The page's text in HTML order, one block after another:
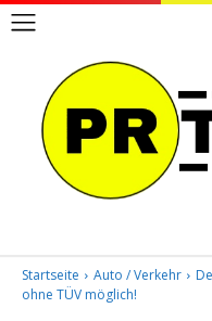
Startseite Auto / Verkehr
ohne TÜV möglich!